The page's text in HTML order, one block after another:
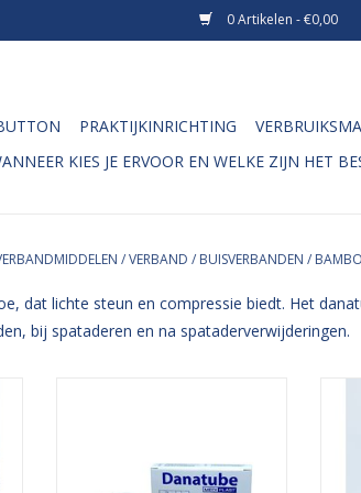
0 Artikelen - €0,00
PRAKTIJKINRICHTING
KIES JE ERVOOR EN WELKE ZIJN HET
/VERBAND / BUISVERBANDEN /
dat lichte steun en compressie biedt. Het
bij spataderen en na spataderverwijderingen.
compressie biedt. Het danatube